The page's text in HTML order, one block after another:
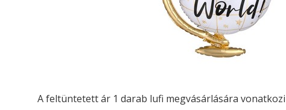
A feltüntetett ár 1 darab lufi megvásárlására